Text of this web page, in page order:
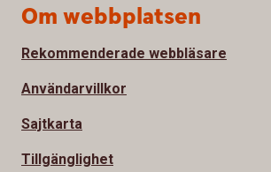
Om webbplatsen
Rekommenderade webbläsare
Användarvillkor
Sajtkarta
Tillgänglighet